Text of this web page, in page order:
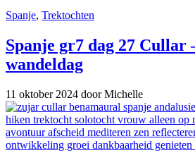
Spanje, Trektochten
Spanje gr7 dag 27 Cullar
wandeldag
11 oktober 2024 door Michelle